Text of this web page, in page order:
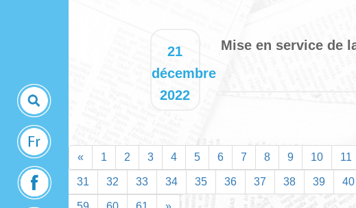
21
décembre
2022
Mise en service de
« 1 2 3 4 5 6 7 8 9 10 11
31 32 33 34 35 36 37 38 39 40